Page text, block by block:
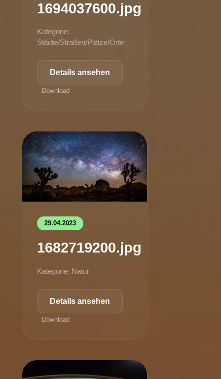
1694037600.jpg
Kategorie:
Städte/Straßen/Plätze/Orte
Details ansehen
Download
29.04.2023
1682719200.jpg
Kategorie: Natur
Details ansehen
Download